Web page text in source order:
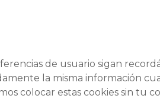
de usuario sigan
la misma información
colocar estas cookies sin tu